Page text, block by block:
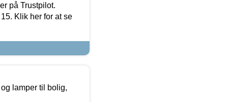
på Trustpilot.
Klik her for at se
lamper til bolig,